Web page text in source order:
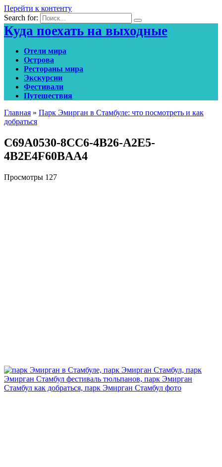
Перейти к контенту
Search for:
Куда поехать на выходные
Отели мира
Острова
Рестораны мира
Экскурсии
Фестивали
Путешествия
Главная » Парк Эмирган в Стамбуле: что посмотреть и как
добраться
C69A0530-8CC6-4B26-A2E5-
4B2E4F60BAA4
Просмотры 127